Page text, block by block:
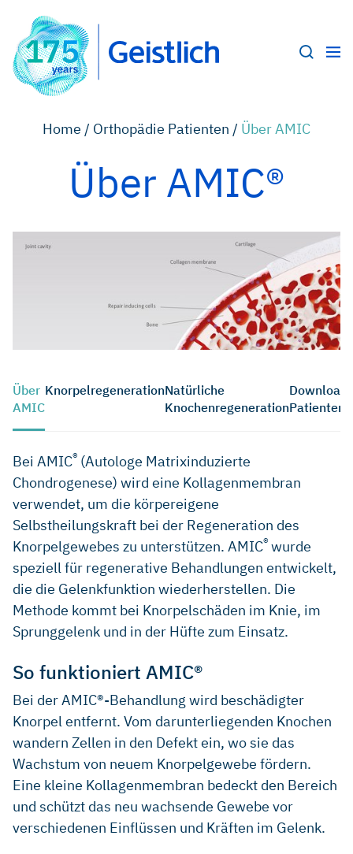
Home / Orthopädie Patienten / Über AMIC
Über AMIC®
Über
AMIC
KnorpelregenerationNatürliche
Knochenregeneration
Downloads
Patienten
Bei AMIC® (Autologe Matrixinduzierte
Chondrogenese) wird eine Kollagenmembran
verwendet, um die körpereigene
Selbstheilungskraft bei der Regeneration des
Knorpelgewebes zu unterstützen. AMIC® wurde
speziell für regenerative Behandlungen entwickelt,
die die Gelenkfunktion wiederherstellen. Die
Methode kommt bei Knorpelschäden im Knie, im
Sprunggelenk und in der Hüfte zum Einsatz.
So funktioniert AMIC®
Bei der AMIC®-Behandlung wird beschädigter
Knorpel entfernt. Vom darunterliegenden Knochen
wandern Zellen in den Defekt ein, wo sie das
Wachstum von neuem Knorpelgewebe fördern.
Eine kleine Kollagenmembran bedeckt den Bereich
und schützt das neu wachsende Gewebe vor
verschiedenen Einflüssen und Kräften im Gelenk.